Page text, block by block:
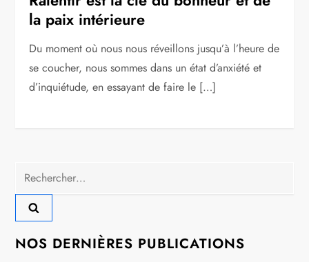
la paix intérieure
Du moment où nous nous réveillons jusqu’à l’heure de
se coucher, nous sommes dans un état d’anxiété et
d’inquiétude, en essayant de faire le […]
Rechercher :
NOS DERNIÈRES PUBLICATIONS